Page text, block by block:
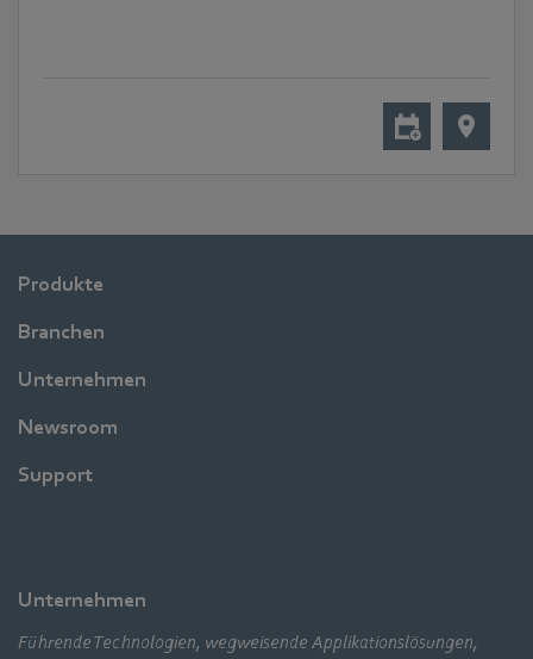
Produkte
Branchen
Unternehmen
Newsroom
Support
Unternehmen
Führende Technologien, wegweisende Applikationslösungen,